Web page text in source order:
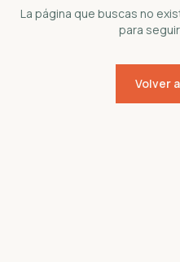
La página que buscas no
para
Volver